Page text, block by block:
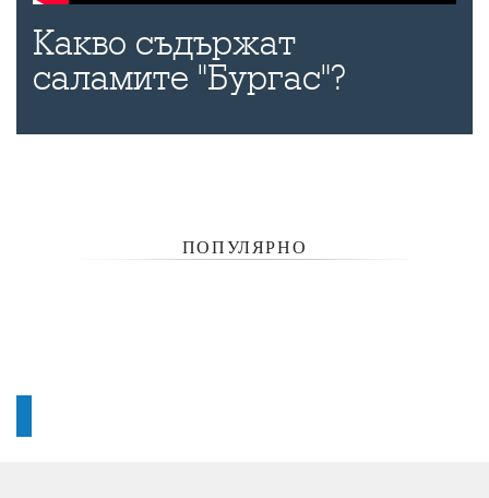
Какво съдържат
саламите "Бургас"?
ПОПУЛЯРНО